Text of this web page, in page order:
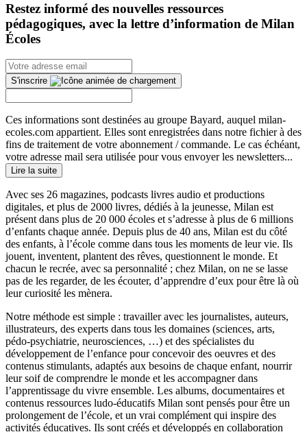
Restez informé des nouvelles ressources
pédagogiques, avec la lettre d’information de Milan
Écoles
S'inscrire
Ces informations sont destinées au groupe Bayard, auquel milan-
ecoles.com appartient. Elles sont enregistrées dans notre fichier à des
fins de traitement de votre abonnement / commande. Le cas échéant,
votre adresse mail sera utilisée pour vous envoyer les newsletters...
Lire la suite
Avec ses 26 magazines, podcasts livres audio et productions
digitales, et plus de 2000 livres, dédiés à la jeunesse, Milan est
présent dans plus de 20 000 écoles et s’adresse à plus de 6 millions
d’enfants chaque année. Depuis plus de 40 ans, Milan est du côté
des enfants, à l’école comme dans tous les moments de leur vie. Ils
jouent, inventent, plantent des rêves, questionnent le monde. Et
chacun le recrée, avec sa personnalité ; chez Milan, on ne se lasse
pas de les regarder, de les écouter, d’apprendre d’eux pour être là où
leur curiosité les mènera.
Notre méthode est simple : travailler avec les journalistes, auteurs,
illustrateurs, des experts dans tous les domaines (sciences, arts,
pédo-psychiatrie, neurosciences, …) et des spécialistes du
développement de l’enfance pour concevoir des oeuvres et des
contenus stimulants, adaptés aux besoins de chaque enfant, nourrir
leur soif de comprendre le monde et les accompagner dans
l’apprentissage du vivre ensemble. Les albums, documentaires et
contenus ressources ludo-éducatifs Milan sont pensés pour être un
prolongement de l’école, et un vrai complément qui inspire des
activités éducatives. Ils sont créés et développés en collaboration